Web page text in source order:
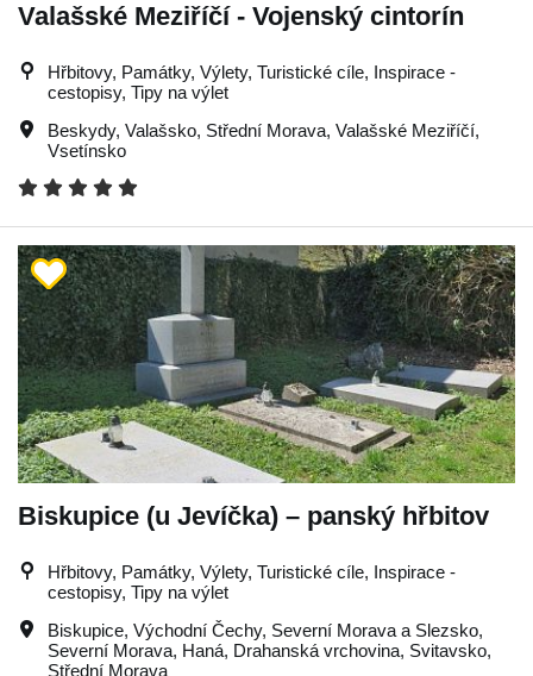
Valašské Meziříčí - Vojenský cintorín
Hřbitovy, Památky, Výlety, Turistické cíle, Inspirace -
cestopisy, Tipy na výlet
Beskydy, Valašsko, Střední Morava, Valašské Meziříčí,
Vsetínsko
Biskupice (u Jevíčka) – panský hřbitov
Hřbitovy, Památky, Výlety, Turistické cíle, Inspirace -
cestopisy, Tipy na výlet
Biskupice, Východní Čechy, Severní Morava a Slezsko,
Severní Morava, Haná, Drahanská vrchovina, Svitavsko,
Střední Morava